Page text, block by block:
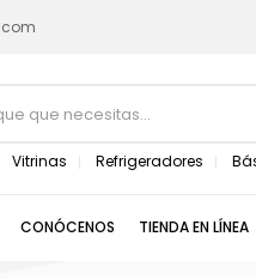
Vitrinas Refrigeradores
CONÓCENOS TIENDA EN LÍNEA